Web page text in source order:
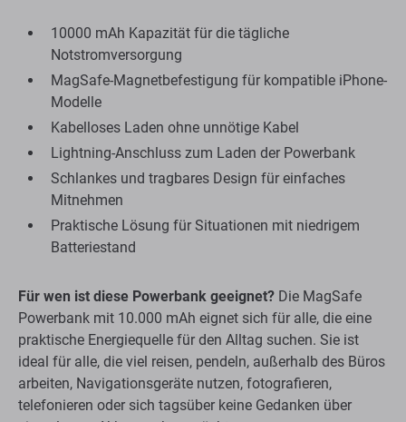
10000 mAh Kapazität für die tägliche
Notstromversorgung
MagSafe-Magnetbefestigung für kompatible iPhone-
Modelle
Kabelloses Laden ohne unnötige Kabel
Lightning-Anschluss zum Laden der Powerbank
Schlankes und tragbares Design für einfaches
Mitnehmen
Praktische Lösung für Situationen mit niedrigem
Batteriestand
Für wen ist diese Powerbank geeignet? Die MagSafe
Powerbank mit 10.000 mAh eignet sich für alle, die eine
praktische Energiequelle für den Alltag suchen. Sie ist
ideal für alle, die viel reisen, pendeln, außerhalb des Büros
arbeiten, Navigationsgeräte nutzen, fotografieren,
telefonieren oder sich tagsüber keine Gedanken über